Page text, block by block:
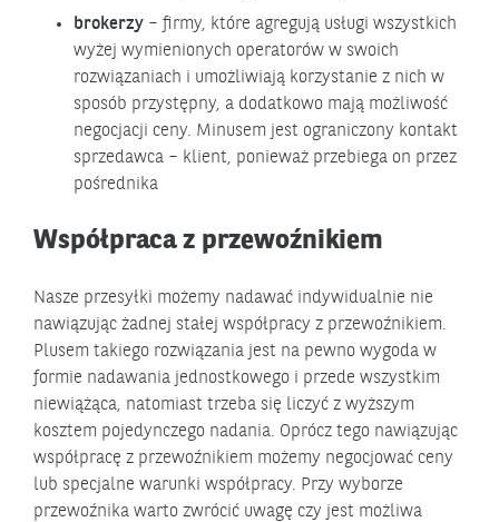
brokerzy – firmy, które agregują usługi wszystkich
wyżej wymienionych operatorów w swoich
rozwiązaniach i umożliwiają korzystanie z nich w
sposób przystępny, a dodatkowo mają możliwość
negocjacji ceny. Minusem jest ograniczony kontakt
sprzedawca – klient, ponieważ przebiega on przez
pośrednika
Współpraca z przewoźnikiem
Nasze przesyłki możemy nadawać indywidualnie nie
nawiązując żadnej stałej współpracy z przewoźnikiem.
Plusem takiego rozwiązania jest na pewno wygoda w
formie nadawania jednostkowego i przede wszystkim
niewiążąca, natomiast trzeba się liczyć z wyższym
kosztem pojedynczego nadania. Oprócz tego nawiązując
współpracę z przewoźnikiem możemy negocjować ceny
lub specjalne warunki współpracy. Przy wyborze
przewoźnika warto zwrócić uwagę czy jest możliwa